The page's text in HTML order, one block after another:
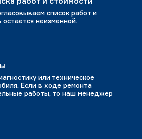
список работ и
неизменной.
или техническое
Если в ходе ремонта
работы, то наш менеджер